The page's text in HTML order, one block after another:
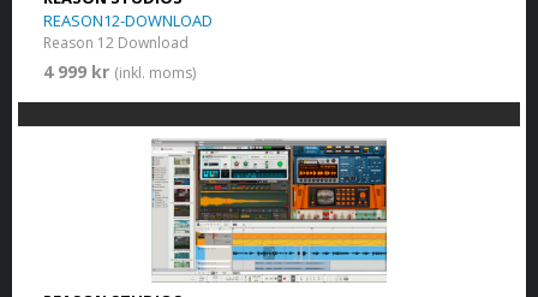
REASON12-DOWNLOAD
Reason 12 Download
4 999 kr (inkl. moms)